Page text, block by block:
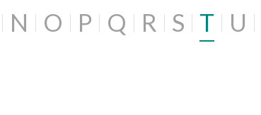
N O P Q R S T U